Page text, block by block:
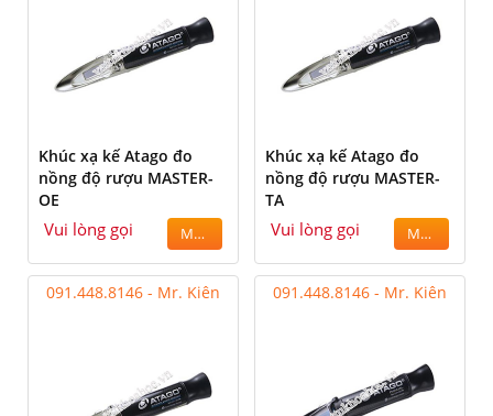
Khúc xạ kế Atago đo
nồng độ rượu MASTER-
OE
Vui lòng gọi MUA
Khúc xạ kế Atago đo
nồng độ rượu MASTER-
TA
Vui lòng gọi MUA
091.448.8146 - Mr. Kiên 091.448.8146 - Mr. Kiên